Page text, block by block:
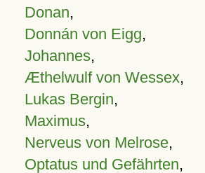
Donan,
Donnán von Eigg,
Johannes,
Æthelwulf von Wessex,
Lukas Bergin,
Maximus,
Nerveus von Melrose,
Optatus und Gefährten,